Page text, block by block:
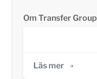
Om Transfer Group
Läs mer